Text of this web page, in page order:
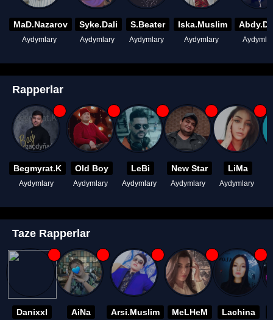
MaD.Nazarov
Aydymlary
Syke.Dali
Aydymlary
S.Beater
Aydymlary
Iska.Muslim
Aydymlary
Rapperlar
Begmyrat.K
Aydymlary
Old Boy
Aydymlary
LeBi
Aydymlary
New Star
Aydymlary
LiMa
Aydymlary
Taze Rapperlar
Danixxl AiNa Arsi.Muslim MeLHeM Lachina